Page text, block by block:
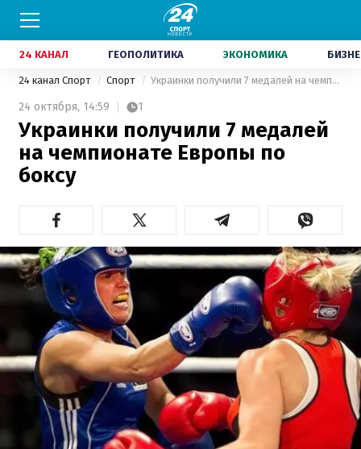
24 КАНАЛ ГЕОПОЛИТИКА ЭКОНОМИКА
24 канал Спорт Спорт Украинки получили 7 медалей на чемпионате Европы по боксу
24 октября, 14:59 1
Украинки получили 7 медалей
на чемпионате Европы по
боксу